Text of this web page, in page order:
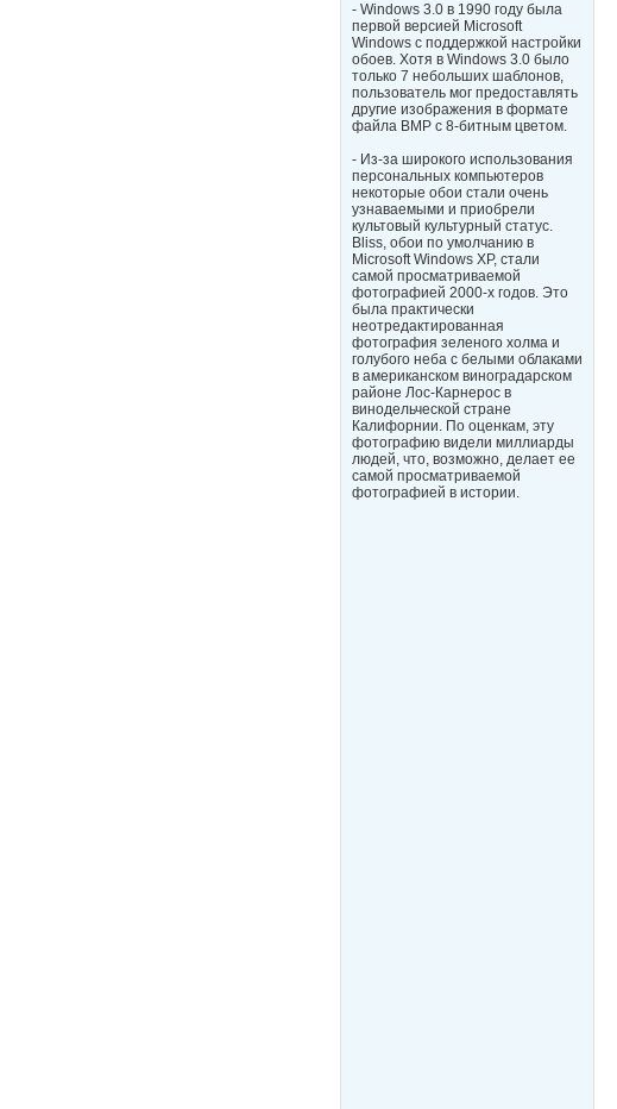
- Windows 3.0 в 1990 году была
первой версией Microsoft
Windows с поддержкой настройки
обоев. Хотя в Windows 3.0 было
только 7 небольших шаблонов,
пользователь мог предоставлять
другие изображения в формате
файла BMP с 8-битным цветом.
- Из-за широкого использования
персональных компьютеров
некоторые обои стали очень
узнаваемыми и приобрели
культовый культурный статус.
Bliss, обои по умолчанию в
Microsoft Windows XP, стали
самой просматриваемой
фотографией 2000-х годов. Это
была практически
неотредактированная
фотография зеленого холма и
голубого неба с белыми облаками
в американском виноградарском
районе Лос-Карнерос в
винодельческой стране
Калифорнии. По оценкам, эту
фотографию видели миллиарды
людей, что, возможно, делает ее
самой просматриваемой
фотографией в истории.